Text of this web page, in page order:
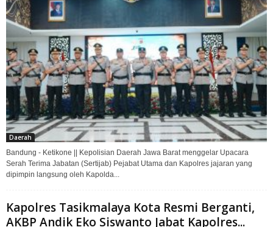
Daerah
Bandung - Ketikone || Kepolisian Daerah Jawa Barat menggelar Upacara
Serah Terima Jabatan (Sertijab) Pejabat Utama dan Kapolres jajaran yang
dipimpin langsung oleh Kapolda...
Kapolres Tasikmalaya Kota Resmi Berganti,
AKBP Andik Eko Siswanto Jabat Kapolres...